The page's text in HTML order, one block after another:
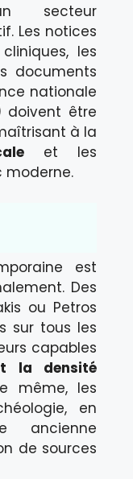
secteur
Les notices
les
documents
nationale
doivent être
à la
et les
moderne.
est
Des
ou Petros
sur tous les
capables
la densité
même, les
en
ancienne
de sources